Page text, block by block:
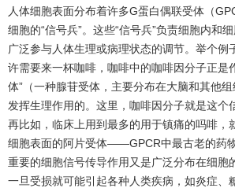
人体细胞表面分布着许多G蛋白偶联受体（
细胞的“信号兵”。这些“信号兵”负责细胞内和
广泛参与人体生理或病理状态的调节。举个例
许需要来一杯咖啡，咖啡中的咖啡因分子正是
体”（一种腺苷受体，主要分布在大脑和其他
发挥生理作用的。这里，咖啡因分子就是这个
再比如，临床上用到最多的用于镇痛的吗啡，
细胞表面的阿片受体——GPCR中最古老的药
重要的细胞信号传导作用又是广泛分布在细胞
一旦受损就可能引起各种人类疾病，如炎症、